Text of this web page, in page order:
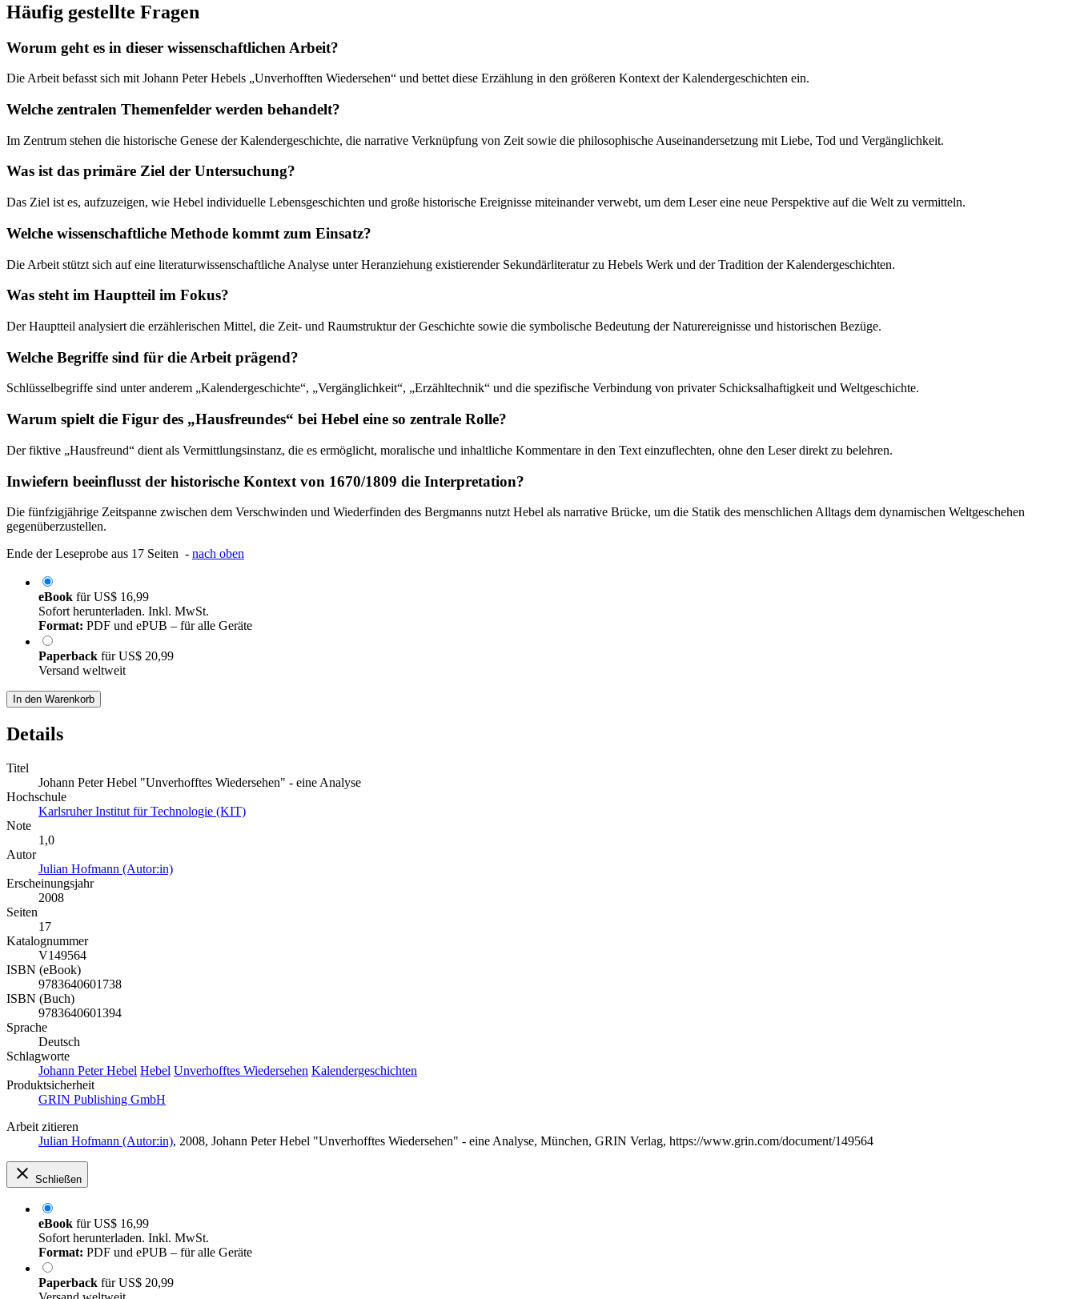
Häufig gestellte Fragen
Worum geht es in dieser wissenschaftlichen Arbeit?
Die Arbeit befasst sich mit Johann Peter Hebels „Unverhofften Wiedersehen“ und bettet diese Erzählung in den größeren Kontext der Kalendergeschichten ein.
Welche zentralen Themenfelder werden behandelt?
Im Zentrum stehen die historische Genese der Kalendergeschichte, die narrative Verknüpfung von Zeit sowie die philosophische Auseinandersetzung mit Liebe, Tod und Vergänglichkeit.
Was ist das primäre Ziel der Untersuchung?
Das Ziel ist es, aufzuzeigen, wie Hebel individuelle Lebensgeschichten und große historische Ereignisse miteinander verwebt, um dem Leser eine neue Perspektive auf die Welt zu vermitteln.
Welche wissenschaftliche Methode kommt zum Einsatz?
Die Arbeit stützt sich auf eine literaturwissenschaftliche Analyse unter Heranziehung existierender Sekundärliteratur zu Hebels Werk und der Tradition der Kalendergeschichten.
Was steht im Hauptteil im Fokus?
Der Hauptteil analysiert die erzählerischen Mittel, die Zeit- und Raumstruktur der Geschichte sowie die symbolische Bedeutung der Naturereignisse und historischen Bezüge.
Welche Begriffe sind für die Arbeit prägend?
Schlüsselbegriffe sind unter anderem „Kalendergeschichte“, „Vergänglichkeit“, „Erzähltechnik“ und die spezifische Verbindung von privater Schicksalhaftigkeit und Weltgeschichte.
Warum spielt die Figur des „Hausfreundes“ bei Hebel eine so zentrale Rolle?
Der fiktive „Hausfreund“ dient als Vermittlungsinstanz, die es ermöglicht, moralische und inhaltliche Kommentare in den Text einzuflechten, ohne den Leser direkt zu belehren.
Inwiefern beeinflusst der historische Kontext von 1670/1809 die Interpretation?
Die fünfzigjährige Zeitspanne zwischen dem Verschwinden und Wiederfinden des Bergmanns nutzt Hebel als narrative Brücke, um die Statik des menschlichen Alltags dem dynamischen Weltgeschehen
gegenüberzustellen.
Ende der Leseprobe aus 17 Seiten - nach oben
eBook fürUS$ 16,99
Sofort herunterladen. Inkl. MwSt.
Format: PDF und ePUB – für alle Geräte
Paperback fürUS$ 20,99
Versand weltweit
In den Warenkorb
Details
Titel
Johann Peter Hebel "Unverhofftes Wiedersehen" - eine Analyse
Hochschule
Karlsruher Institut für Technologie (KIT)
Note
1,0
Autor
Julian Hofmann (Autor:in)
Erscheinungsjahr
2008
Seiten
17
Katalognummer
V149564
ISBN (eBook)
9783640601738
ISBN (Buch)
9783640601394
Sprache
Deutsch
Schlagworte
Johann Peter Hebel Hebel Unverhofftes Wiedersehen Kalendergeschichten
Produktsicherheit
GRIN Publishing GmbH
Arbeit zitieren
Julian Hofmann (Autor:in), 2008, Johann Peter Hebel "Unverhofftes Wiedersehen" - eine Analyse, München, GRIN Verlag, https://www.grin.com/document/149564
Schließen
eBook fürUS$ 16,99
Sofort herunterladen. Inkl. MwSt.
Format: PDF und ePUB – für alle Geräte
Paperback fürUS$ 20,99